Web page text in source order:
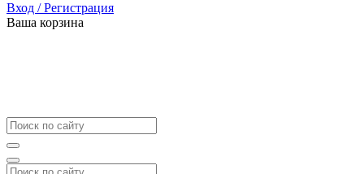
Вход / Регистрация
Ваша корзина